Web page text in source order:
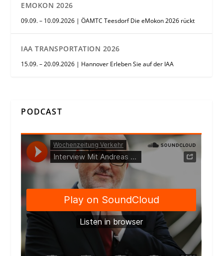
EMOKON 2026
09.09. – 10.09.2026 | ÖAMTC Teesdorf Die eMokon 2026 rückt
IAA TRANSPORTATION 2026
15.09. – 20.09.2026 | Hannover Erleben Sie auf der IAA
PODCAST